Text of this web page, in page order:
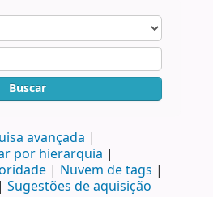
Buscar
avançada
por hierarquia
Nuvem de tags
Sugestões de aquisição